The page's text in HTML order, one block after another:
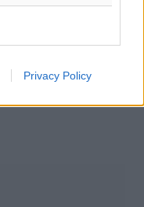
Privacy Policy